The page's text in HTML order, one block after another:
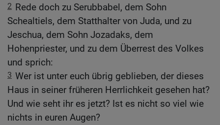
2 Rede doch zu Serubbabel, dem Sohn
Schealtiels, dem Statthalter von Juda, und zu
Jeschua, dem Sohn Jozadaks, dem
Hohenpriester, und zu dem Überrest des Volkes
und sprich:
3 Wer ist unter euch übrig geblieben, der dieses
Haus in seiner früheren Herrlichkeit gesehen hat?
Und wie seht ihr es jetzt? Ist es nicht so viel wie
nichts in euren Augen?